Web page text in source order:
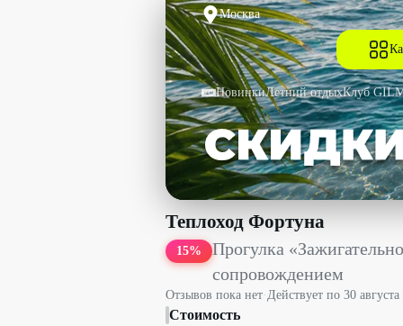
Москва
НовинкиЛетний отдыхКлуб
Прогулка «Зажигательное Disco
Теплоход Фортуна
15%
Прогулка
сопровождением
Отзывов пока нет·Действует по 30 августа
Стоимость